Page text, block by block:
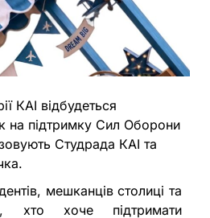
КАІ відбудеться
на підтримку Сил Оборони
Студрада КАІ та
мешканців столиці та
хто хоче підтримати